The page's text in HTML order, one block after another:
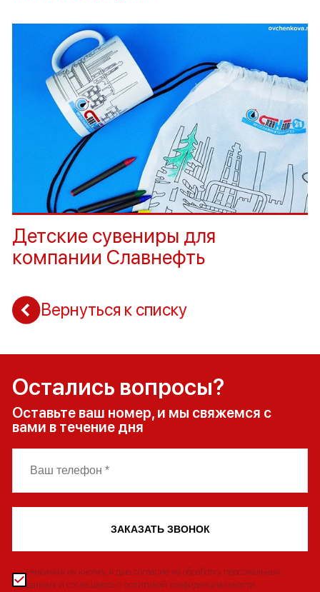
Детские сувениры для
компании Славнефть
Вернуться к списку
Остались вопросы?
Оставьте ваш номер, и мы свяжемся с
вами в течение дня
ЗАКАЗАТЬ ЗВОНОК
Нажимая на кнопку, я даю согласие на обработку персональных
данных и соглашаюсь с политикой конфиденциальности